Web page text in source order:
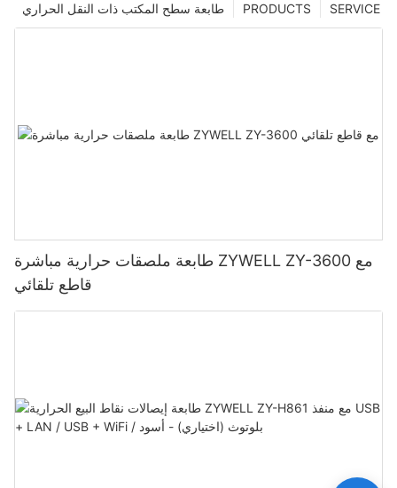
SERVICE
PRODUCTS طابعة سطح المكتب ذات النقل الحراري
طابعة ملصقات حرارية مباشرة ZYWELL ZY-3600 مع
قاطع تلقائي